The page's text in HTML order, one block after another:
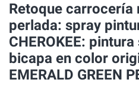
Retoque carrocería
perlada: spray
CHEROKEE:
bicapa en color
EMERALD GREEN